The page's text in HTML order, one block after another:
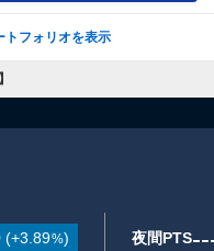
トフォリオを表示
(+3.89%) 夜間PTS